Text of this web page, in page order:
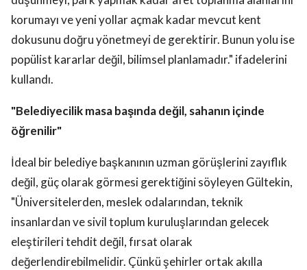
korumayı ve yeni yollar açmak kadar mevcut kent
dokusunu doğru yönetmeyi de gerektirir. Bunun yolu ise
popülist kararlar değil, bilimsel planlamadır." ifadelerini
kullandı.
"Belediyecilik masa başında değil, sahanın içinde
öğrenilir"
İdeal bir belediye başkanının uzman görüşlerini zayıflık
değil, güç olarak görmesi gerektiğini söyleyen Gültekin,
"Üniversitelerden, meslek odalarından, teknik
insanlardan ve sivil toplum kuruluşlarından gelecek
eleştirileri tehdit değil, fırsat olarak
değerlendirebilmelidir. Çünkü şehirler ortak akılla